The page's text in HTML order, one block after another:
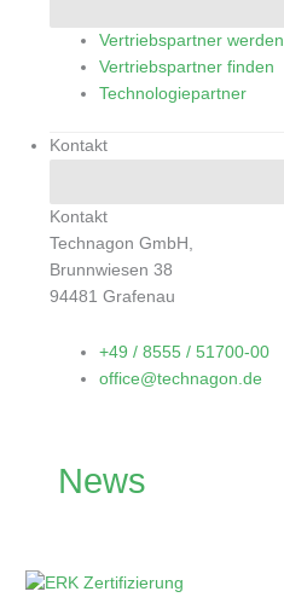
Vertriebspartner werden
Vertriebspartner finden
Technologiepartner
Kontakt
Kontakt
Technagon GmbH,
Brunnwiesen 38
94481 Grafenau
+49 / 8555 / 51700-00
office@technagon.de
News
Major